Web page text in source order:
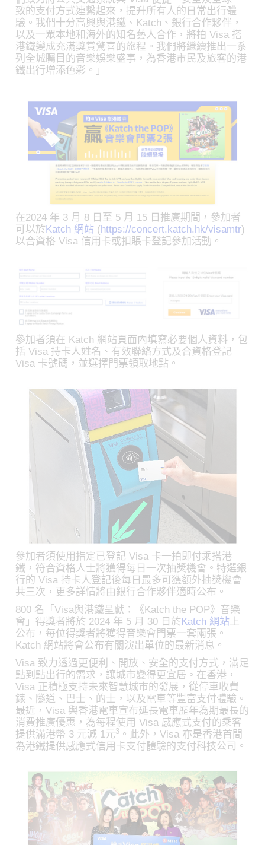
致的支付方式連繫起來，提升所有人的日常出行體
驗。我們十分高興與港鐵、Katch、銀行合作夥伴，
以及一眾本地和海外的知名藝人合作，將拍 Visa 搭
港鐵變成充滿獎賞驚喜的旅程。我們將繼續推出一系
列全城矚目的音樂娛樂盛事，為香港市民及旅客的港
鐵出行增添色彩。」
在2024 年 3 月 8 日至 5 月 15 日推廣期間，參加者
可以於Katch 網站 (https://concert.katch.hk/visamtr)
以合資格 Visa 信用卡或扣賬卡登記參加活動。
參加者須在 Katch 網站頁面內填寫必要個人資料，包
括 Visa 持卡人姓名、有效聯絡方式及合資格登記
Visa 卡號碼，並選擇門票領取地點。
參加者須使用指定已登記 Visa 卡一拍即付乘搭港
鐵，符合資格人士將獲得每日一次抽獎機會。特選銀
行的 Visa 持卡人登記後每日最多可獲額外抽獎機會
共三次，更多詳情將由銀行合作夥伴適時公布。
800 名「Visa與港鐵呈獻：《Katch the POP》音樂
會」得獎者將於 2024 年 5 月 30 日於Katch 網站 上
公布，每位得獎者將獲得音樂會門票一套兩張。
Katch 網站將會公布有關演出單位的最新消息。
Visa 致力透過更便利、開放、安全的支付方式，滿足
點到點出行的需求，讓城市變得更宜居。在香港，
Visa 正積極支持未來智慧城市的發展，從停車收費
錶、隧道、巴士、的士，以及電車等豐富支付體驗。
最近，Visa 與香港電車宣布延長電車歷年為期最長的
消費推廣優惠，為每程使用 Visa 感應式支付的乘客
提供滿港幣 3 元減 1元3 。此外，Visa 亦是香港首間
為港鐵提供感應式信用卡支付體驗的支付科技公司。